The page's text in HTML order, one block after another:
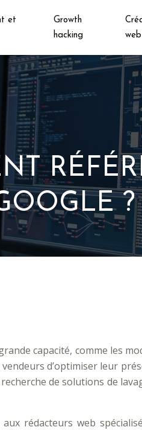
et
Growth
hacking
web
?
capacité, comme les
d’optimiser leur
de solutions de
rédacteurs web